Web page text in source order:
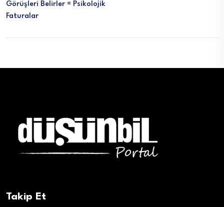
Görüşleri Belirler = Psikolojik
Faturalar
Takip Et